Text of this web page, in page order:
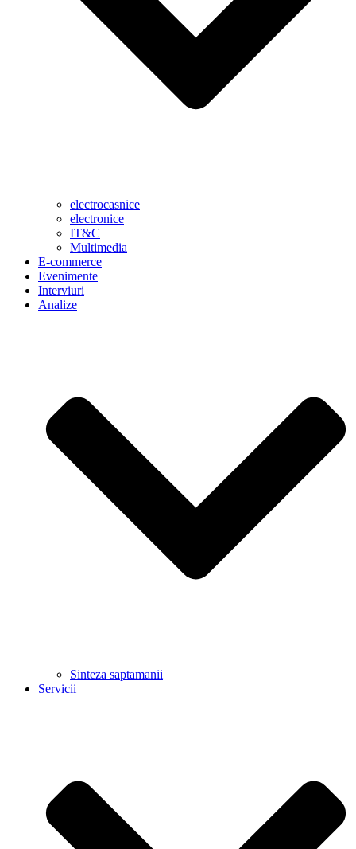
electrocasnice
electronice
IT&C
Multimedia
E-commerce
Evenimente
Interviuri
Analize
Sinteza saptamanii
Servicii